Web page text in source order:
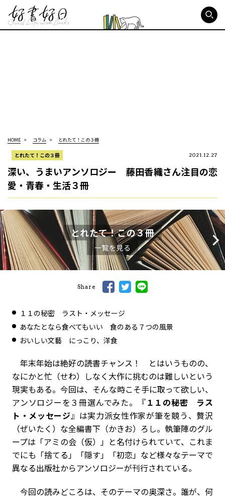
HOME コラム とれたて！この３冊
とれたて！この３冊 2021.12.27
深い、うまいアンソロジー 藤田香織さん注目の恋
愛・青春・生活３冊
とれたて！この３冊
一覧を見る
Share
１１の秘密 ラスト・メッセージ
あなたとなら食べてもいい 食のある７つの風景
おいしい文藝 にっこり、洋食
年末年始は絶好の読書チャンス！ とはいうものの、
なにかと忙（せわ）しなく大作に挑むのは難しいという
現実もある。今回は、そんな時こそ手に取って欲しい、
アンソロジーを３冊選んでみた。『１１の秘密 ラス
ト・メッセージ』は実力派女性作家が筆を競う、贅沢
（ぜいたく）な全編書下（かきお）ろし。執筆陣のグル
ープは「アミの会（仮）」と名付けられていて、これま
でにも「捨てる」「隠す」「初恋」など様々なテーマで
異なる出版社からアンソロジーが刊行されている。
今回の読みどころは、そのテーマの奥深さ。誰が、何